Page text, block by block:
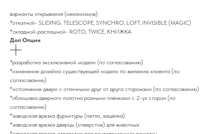
варианты открывания (механизмов):
*откатной- SLIDING, TELESCOPE, SYNCHRO, LOFT, INVISIBLE (MAGIC)
*складной-распашной- ROTO, TWICE, КНИЖКА
Доп Опции
*разработка эксклюзивной модели (по согласованию)
*изменение дизайна существующей модели по желанию клиента (по
согласованию)
*исполнение двери с отличными друг от друга сторонами (по согласованию)
*облицовка дверного полотна разными плёнками с 2-ух сторон (по
согласованию)
*заводская врезка фурнитуры (петли, защёлка)
*заводская врезка дверцы (отверстие) для животных